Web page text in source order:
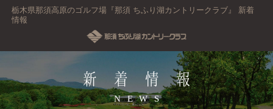
栃木県那須高原のゴルフ場『那須 ちふり湖カントリークラブ』 新着
情報
新着情報
NEWS